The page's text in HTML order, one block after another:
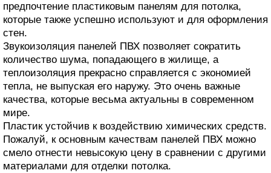
предпочтение пластиковым панелям для потолка,
которые также успешно используют и для оформления
стен.
Звукоизоляция панелей ПВХ позволяет сократить
количество шума, попадающего в жилище, а
теплоизоляция прекрасно справляется с экономией
тепла, не выпуская его наружу. Это очень важные
качества, которые весьма актуальны в современном
мире.
Пластик устойчив к воздействию химических средств.
Пожалуй, к основным качествам панелей ПВХ можно
смело отнести невысокую цену в сравнении с другими
материалами для отделки потолка.